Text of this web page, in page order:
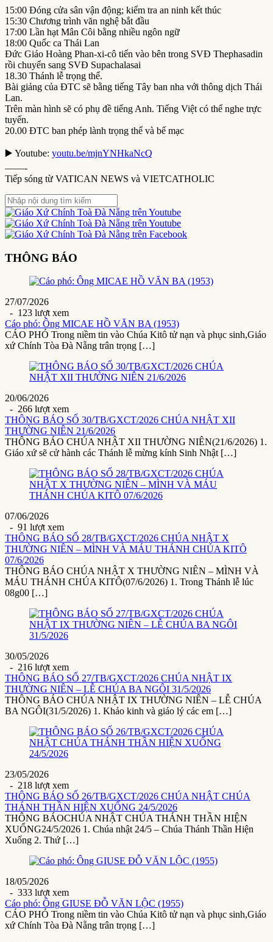
15:00 Đóng cửa sân vận động; kiểm tra an ninh kết thúc
15:30 Chương trình văn nghệ bắt đầu
17:00 Lần hạt Mân Côi bằng nhiều ngôn ngữ
18:00 Quốc ca Thái Lan
Đức Giáo Hoàng Phan-xi-cô tiến vào bên trong SVĐ Thephasadin
rồi chuyển sang SVĐ Supachalasai
18.30 Thánh lễ trọng thể.
Bài giảng của ĐTC sẽ bằng tiếng Tây ban nha với thông dịch Thái
Lan.
Trên màn hình sẽ có phụ đề tiếng Anh. Tiếng Việt có thể nghe trực
tuyến.
20.00 ĐTC ban phép lành trọng thể và bế mạc
▶️ Youtube: youtu.be/mjnYNHkaNcQ
——-
Tiếp sóng từ VATICAN NEWS và VIETCATHOLIC
THÔNG BÁO
27/07/2026
- 123 lượt xem
Cáo phó: Ông MICAE HỒ VĂN BA (1953)
CÁO PHÓ Trong niềm tin vào Chúa Kitô tử nạn và phục sinh,Giáo
xứ Chính Tòa Đà Nẵng trân trọng […]
20/06/2026
- 266 lượt xem
THÔNG BÁO SỐ 30/TB/GXCT/2026 CHÚA NHẬT XII
THƯỜNG NIÊN 21/6/2026
THÔNG BÁO CHÚA NHẬT XII THƯỜNG NIÊN(21/6/2026) 1.
Giáo xứ sẽ cử hành các Thánh lễ mừng kính Sinh Nhật […]
07/06/2026
- 91 lượt xem
THÔNG BÁO SỐ 28/TB/GXCT/2026 CHÚA NHẬT X
THƯỜNG NIÊN – MÌNH VÀ MÁU THÁNH CHÚA KITÔ
07/6/2026
THÔNG BÁO CHÚA NHẬT X THƯỜNG NIÊN – MÌNH VÀ
MÁU THÁNH CHÚA KITÔ(07/6/2026) 1. Trong Thánh lễ lúc
08g00 […]
30/05/2026
- 216 lượt xem
THÔNG BÁO SỐ 27/TB/GXCT/2026 CHÚA NHẬT IX
THƯỜNG NIÊN – LỄ CHÚA BA NGÔI 31/5/2026
THÔNG BÁO CHÚA NHẬT IX THƯỜNG NIÊN – LỄ CHÚA
BA NGÔI(31/5/2026) 1. Khảo kinh và giáo lý các em […]
23/05/2026
- 218 lượt xem
THÔNG BÁO SỐ 26/TB/GXCT/2026 CHÚA NHẬT CHÚA
THÁNH THẦN HIỆN XUỐNG 24/5/2026
THÔNG BÁOCHÚA NHẬT CHÚA THÁNH THẦN HIỆN
XUỐNG24/5/2026 1. Chúa nhật 24/5 – Chúa Thánh Thần Hiện
Xuống 2. Thứ […]
18/05/2026
- 333 lượt xem
Cáo phó: Ông GIUSE ĐỖ VĂN LỘC (1955)
CÁO PHÓ Trong niềm tin vào Chúa Kitô tử nạn và phục sinh,Giáo
xứ Chính Tòa Đà Nẵng trân trọng […]